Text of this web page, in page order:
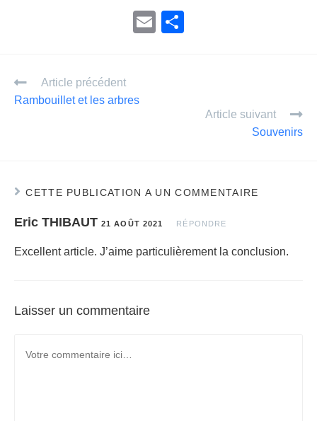
E
er
Article précédent
Rambouillet et les arbres
Article suivant
Souvenirs
CETTE PUBLICATION A UN COMMENTAIRE
Eric THIBAUT 21 AOÛT 2021 RÉPONDRE
Excellent article. J’aime particulièrement la conclusion.
Laisser un commentaire